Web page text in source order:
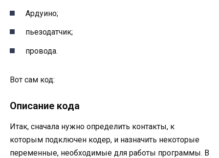
Ардуино;
пьезодатчик;
провода.
Вот сам код:
Описание кода
Итак, сначала нужно определить контакты, к
которым подключен кодер, и назначить некоторые
переменные, необходимые для работы программы. В